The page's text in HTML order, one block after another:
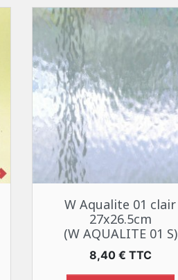
Aperçu rapide
W Aqualite 01 clair
27x26.5cm
(W AQUALITE 01 S)
Prix
8,40 € TTC